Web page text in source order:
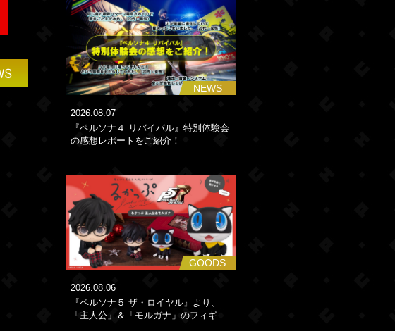
NEWS
2026.08.07
『ペルソナ４ リバイバル』特別体験会
の感想レポートをご紹介！
GOODS
2026.08.06
『ペルソナ５ ザ・ロイヤル』より、
「主人公」＆「モルガナ」のフィギ...